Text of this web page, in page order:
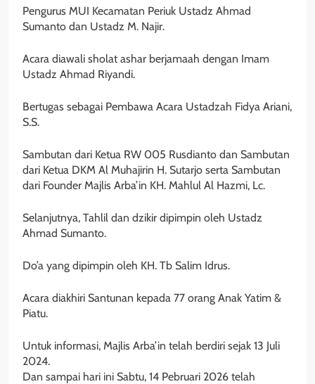
Pengurus MUI Kecamatan Periuk Ustadz Ahmad
Sumanto dan Ustadz M. Najir.
Acara diawali sholat ashar berjamaah dengan Imam
Ustadz Ahmad Riyandi.
Bertugas sebagai Pembawa Acara Ustadzah Fidya Ariani,
S.S.
Sambutan dari Ketua RW 005 Rusdianto dan Sambutan
dari Ketua DKM Al Muhajirin H. Sutarjo serta Sambutan
dari Founder Majlis Arba’in KH. Mahlul Al Hazmi, Lc.
Selanjutnya, Tahlil dan dzikir dipimpin oleh Ustadz
Ahmad Sumanto.
Do’a yang dipimpin oleh KH. Tb Salim Idrus.
Acara diakhiri Santunan kepada 77 orang Anak Yatim &
Piatu.
Untuk informasi, Majlis Arba’in telah berdiri sejak 13 Juli
2024.
Dan sampai hari ini Sabtu, 14 Pebruari 2026 telah